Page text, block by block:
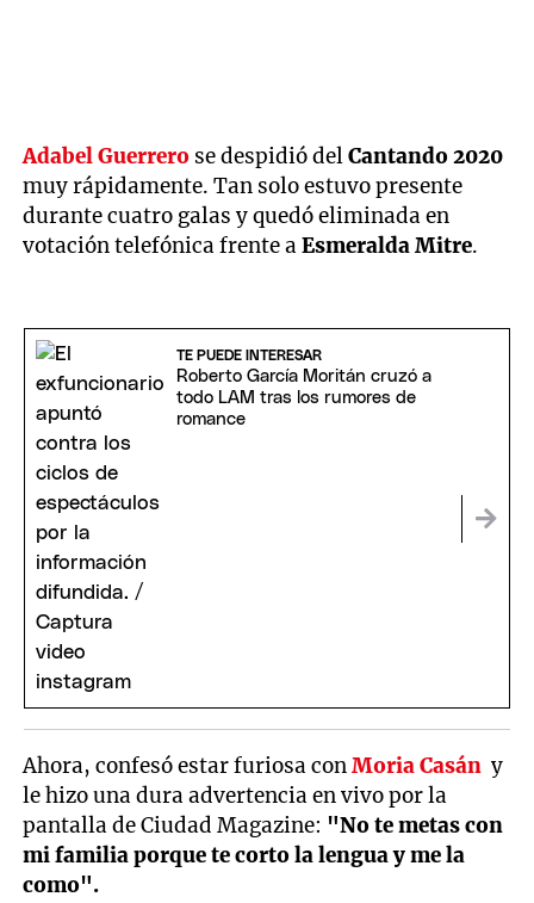
Adabel Guerrero se despidió delCantando 2020
muy rápidamente. Tan solo estuvo presente
durante cuatro galas y quedó eliminada en
votación telefónica frente aEsmeralda Mitre.
TE PUEDE INTERESAR
Roberto García Moritán cruzó a
todo LAM tras los rumores de
romance
Ahora, confesó estar furiosa conMoria Casán y
le hizo una dura advertencia en vivo por la
pantalla de Ciudad Magazine: "No te metas con
mi familia porque te corto la lengua y me la
como".